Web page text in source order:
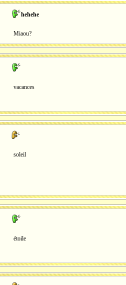
hehehe
Miaou?
vacances
soleil
étoile